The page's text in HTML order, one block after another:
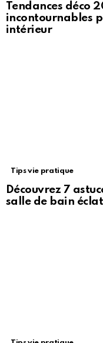
Tendances déco
incontournables
intérieur
Tips vie pratique
Découvrez 7
salle de bain